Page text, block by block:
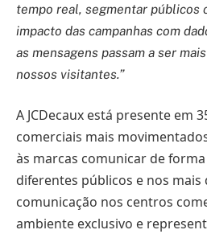
tempo real, segmentar públicos
impacto das campanhas com
as mensagens passam a ser
nossos visitantes.”
A JCDecaux está presente em
comerciais mais
às marcas comunicar de
diferentes públicos e nos mais
comunicação nos centros
ambiente exclusivo e